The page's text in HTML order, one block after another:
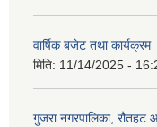
वार्षिक बजेट तथा कार्यक्रम
मिति: 11/14/2025 -
गुजरा नगरपालिका,